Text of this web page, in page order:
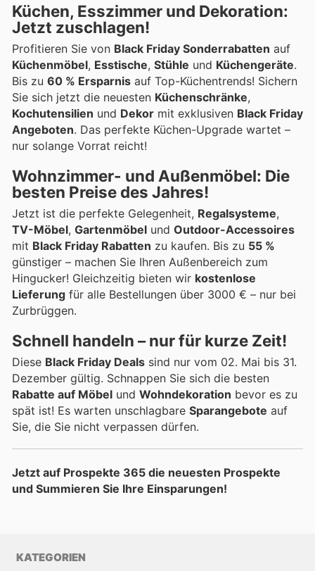
Küchen, Esszimmer und Dekoration:
Jetzt zuschlagen!
Profitieren Sie von Black Friday Sonderrabatten auf
Küchenmöbel, Esstische, Stühle und Küchengeräte.
Bis zu 60 % Ersparnis auf Top-Küchentrends! Sichern
Sie sich jetzt die neuesten Küchenschränke,
Kochutensilien und Dekor mit exklusiven Black Friday
Angeboten. Das perfekte Küchen-Upgrade wartet –
nur solange Vorrat reicht!
Wohnzimmer- und Außenmöbel: Die
besten Preise des Jahres!
Jetzt ist die perfekte Gelegenheit, Regalsysteme,
TV-Möbel, Gartenmöbel und Outdoor-Accessoires
mit Black Friday Rabatten zu kaufen. Bis zu 55 %
günstiger – machen Sie Ihren Außenbereich zum
Hingucker! Gleichzeitig bieten wir kostenlose
Lieferung für alle Bestellungen über 3000 € – nur bei
Zurbrüggen.
Schnell handeln – nur für kurze Zeit!
Diese Black Friday Deals sind nur vom 02. Mai bis 31.
Dezember gültig. Schnappen Sie sich die besten
Rabatte auf Möbel und Wohndekoration bevor es zu
spät ist! Es warten unschlagbare Sparangebote auf
Sie, die Sie nicht verpassen dürfen.
Jetzt auf Prospekte 365 die neuesten Prospekte
und Summieren Sie Ihre Einsparungen!
KATEGORIEN